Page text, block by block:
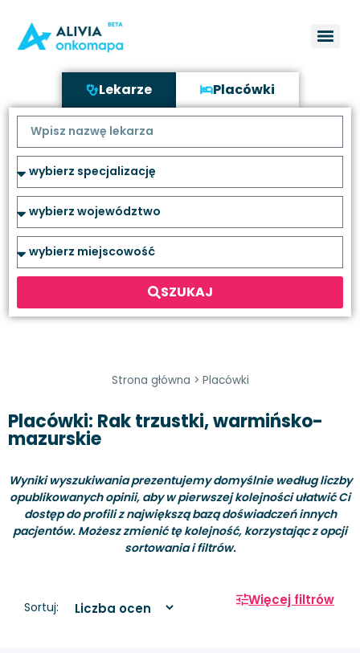
Lekarze Placówki
SZUKAJ
Strona główna > Placówki
Placówki: Rak trzustki, warmińsko-
mazurskie
Wyniki wyszukiwania prezentujemy domyślnie według liczby
opublikowanych opinii, aby w pierwszej kolejności ułatwić Ci
dostęp do profili z największą bazą doświadczeń innych
pacjentów. Możesz zmienić tę kolejność, korzystając z opcji
sortowania i filtrów.
Sortuj: Więcej filtrów